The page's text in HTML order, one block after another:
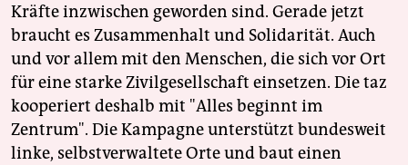
Kräfte inzwischen geworden sind. Gerade jetzt
braucht es Zusammenhalt und Solidarität. Auch
und vor allem mit den Menschen, die sich vor Ort
für eine starke Zivilgesellschaft einsetzen. Die taz
kooperiert deshalb mit "Alles beginnt im
Zentrum". Die Kampagne unterstützt bundesweit
linke, selbstverwaltete Orte und baut einen